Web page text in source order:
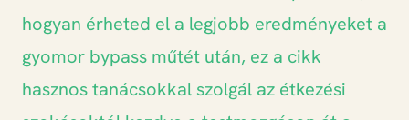
hogyan érheted el a legjobb eredményeket a
gyomor bypass műtét után, ez a cikk
hasznos tanácsokkal szolgál az étkezési